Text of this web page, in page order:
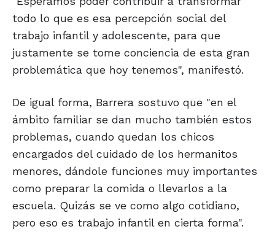
todo lo que es esa percepción social del
trabajo infantil y adolescente, para que
justamente se tome conciencia de esta gran
problemática que hoy tenemos", manifestó.
De igual forma, Barrera sostuvo que "en el
ámbito familiar se dan mucho también estos
problemas, cuando quedan los chicos
encargados del cuidado de los hermanitos
menores, dándole funciones muy importantes
como preparar la comida o llevarlos a la
escuela. Quizás se ve como algo cotidiano,
pero eso es trabajo infantil en cierta forma".